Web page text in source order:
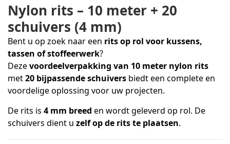
Nylon rits – 10 meter + 20
schuivers (4 mm)
Bent u op zoek naar een rits op rol voor kussens,
tassen of stoffeerwerk?
Dezevoordeelverpakking van 10 meter nylon rits
met20 bijpassende schuivers biedt een complete en
voordelige oplossing voor uw projecten.
De rits is 4 mm breed en wordt geleverd op rol. De
schuivers dient u zelf op de rits te plaatsen.